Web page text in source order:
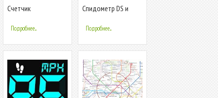
Счетчик
YouTube в реальном
времени
Подробнее...
Спидометр DS и
Подробнее...